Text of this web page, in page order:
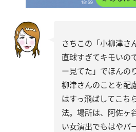
さちこの「小柳津さ
直球すぎてキモいの
ー見てた」でほんの
柳津さんのことを配
はすっ飛ばしてこち
法。場所は、阿佐ヶ
い女演出でもはやパ